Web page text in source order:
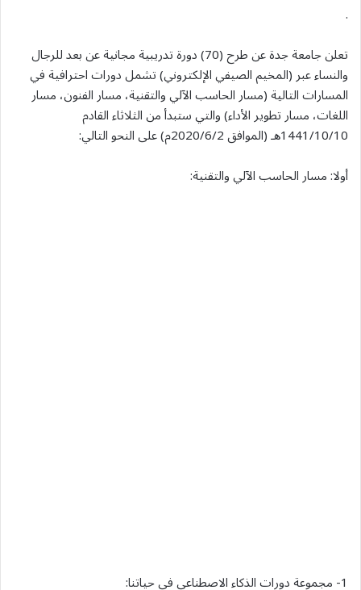
.
تعلن جامعة جدة عن طرح (70) دورة تدريبية مجانية عن بعد للرجال
والنساء عبر (المخيم الصيفي الإلكتروني) تشمل دورات احترافية في
المسارات التالية (مسار الحاسب الآلي والتقنية، مسار الفنون، مسار
اللغات، مسار تطوير الأداء) والتي ستبدأ من الثلاثاء القادم
1441/10/10هـ (الموافق 2020/6/2م) على النحو التالي:
أولا: مسار الحاسب الآلي والتقنية:
1- مجموعة دورات الذكاء الاصطناعي في حياتنا: